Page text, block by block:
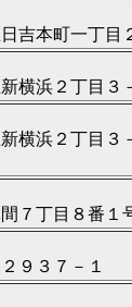
吉本町一丁目
横浜２丁目３
横浜２丁目３
７丁目８番１
９３７－１